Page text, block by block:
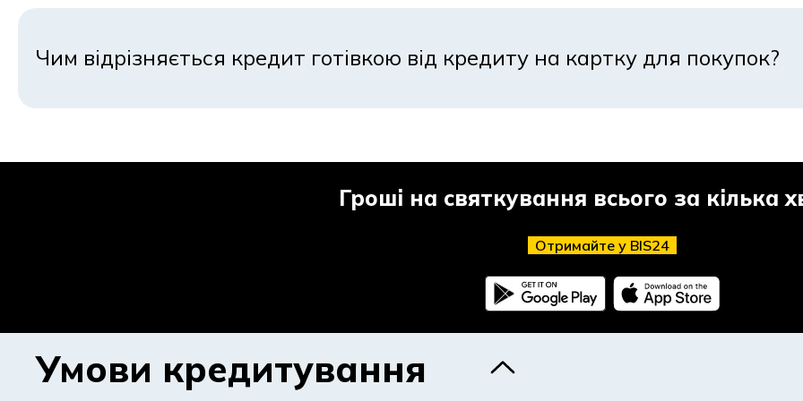
новорічні покупки онлайн або за необхідності.
Строк та сума: як підібрати під бюджет свята?
Чим відрізняється кредит готівкою від кредиту на картку для покупок?
Гроші на святкування всього за кілька
Отримайте у BIS24
Умови кредитування